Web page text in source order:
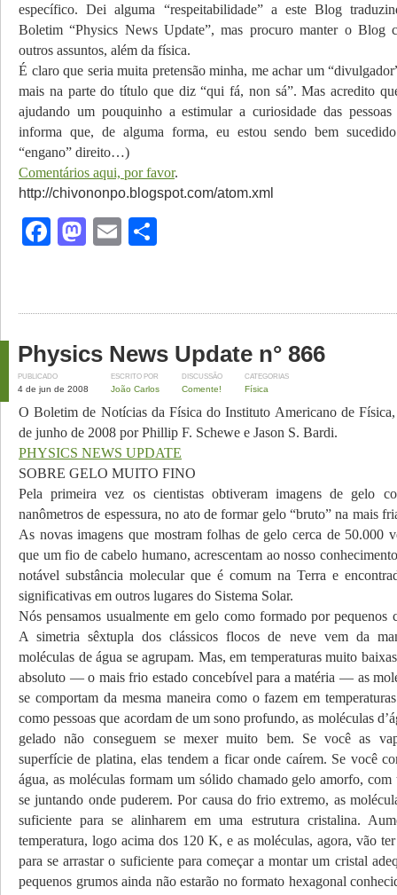
específico. Dei alguma “respeitabilidade” a este Blog
Boletim “Physics News Update”, mas procuro manter o Blog
outros assuntos, além da física.
É claro que seria muita pretensão minha, me achar um
mais na parte do título que diz “qui fá, non sá”. Mas acredito
ajudando um pouquinho a estimular a curiosidade das
informa que, de alguma forma, eu estou sendo bem
“engano” direito…)
Comentários aqui, por favor.
http://chivononpo.blogspot.com/atom.xml
Facebook
Mastodon
Email
Physics News Update n° 866
PUBLICADO
4 de jun de 2008
ESCRITO POR
João Carlos
DISCUSSÃO
Comente!
CATEGORIAS
Física
O Boletim de Notícias da Física do Instituto Americano de
de junho de 2008 por Phillip F. Schewe e Jason S. Bardi.
PHYSICS NEWS UPDATE
SOBRE GELO MUITO FINO
Pela primeira vez os cientistas obtiveram imagens de gelo
nanômetros de espessura, no ato de formar gelo “bruto” na mais
As novas imagens que mostram folhas de gelo cerca de 50.000
que um fio de cabelo humano, acrescentam ao nosso
notável substância molecular que é comum na Terra e
significativas em outros lugares do Sistema Solar.
Nós pensamos usualmente em gelo como formado por pequenos
A simetria sêxtupla dos clássicos flocos de neve vem da
moléculas de água se agrupam. Mas, em temperaturas muito
absoluto — o mais frio estado concebível para a matéria — as
se comportam da mesma maneira como o fazem em
como pessoas que acordam de um sono profundo, as moléculas
gelado não conseguem se mexer muito bem. Se você as
superfície de platina, elas tendem a ficar onde caírem. Se você
água, as moléculas formam um sólido chamado gelo amorfo, com
se juntando onde puderem. Por causa do frio extremo, as
suficiente para se alinharem em uma estrutura cristalina.
temperatura, logo acima dos 120 K, e as moléculas, agora, vão
para se arrastar o suficiente para começar a montar um cristal
pequenos grumos ainda não estarão no formato hexagonal